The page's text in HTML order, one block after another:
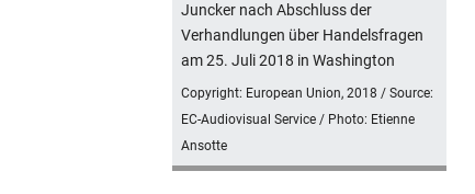
Juncker nach Abschluss der
Verhandlungen über Handelsfragen
am 25. Juli 2018 in Washington
Copyright: European Union, 2018 / Source:
EC-Audiovisual Service / Photo: Etienne
Ansotte